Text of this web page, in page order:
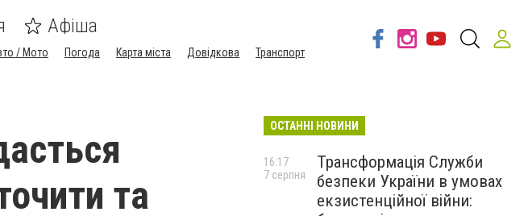
Афіша
/ Мото Погода Карта міста Довідкова Транспорт
та
ОСТАННІ НОВИНИ
Трансформація Служби
безпеки України в умовах
екзистенційної війни:
16:17
7 серпня